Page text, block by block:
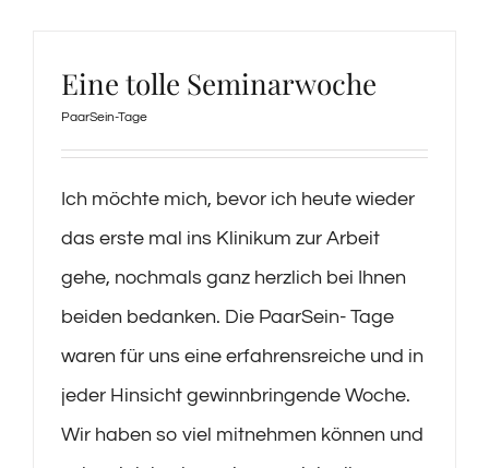
Eine tolle Seminarwoche
PaarSein-Tage
Ich möchte mich, bevor ich heute wieder
das erste mal ins Klinikum zur Arbeit
gehe, nochmals ganz herzlich bei Ihnen
beiden bedanken. Die PaarSein- Tage
waren für uns eine erfahrensreiche und in
jeder Hinsicht gewinnbringende Woche.
Wir haben so viel mitnehmen können und